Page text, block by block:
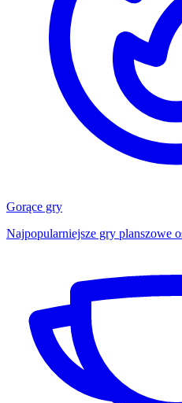
Gorące gry
Najpopularniejsze gry planszowe